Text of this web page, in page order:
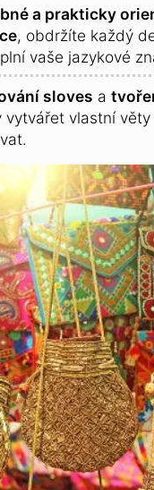
a prakticky
, obdržíte každý
vaše jazykové
sloves a
vytvářet vlastní věty